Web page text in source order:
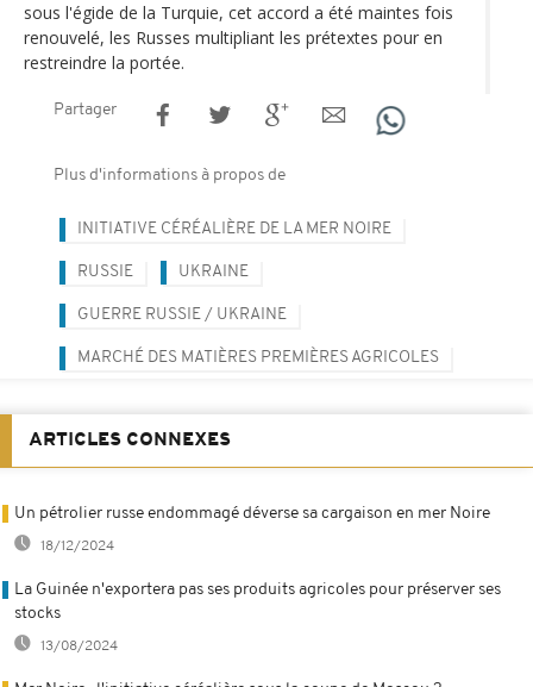
sous l'égide de la Turquie, cet accord a été maintes fois
renouvelé, les Russes multipliant les prétextes pour en
restreindre la portée.
Partager
Plus d'informations à propos de
INITIATIVE CÉRÉALIÈRE DE LA MER NOIRE
RUSSIE UKRAINE
GUERRE RUSSIE / UKRAINE
MARCHÉ DES MATIÈRES PREMIÈRES AGRICOLES
ARTICLES CONNEXES
Un pétrolier russe endommagé déverse sa cargaison en mer Noire
18/12/2024
La Guinée n'exportera pas ses produits agricoles pour préserver ses
stocks
13/08/2024